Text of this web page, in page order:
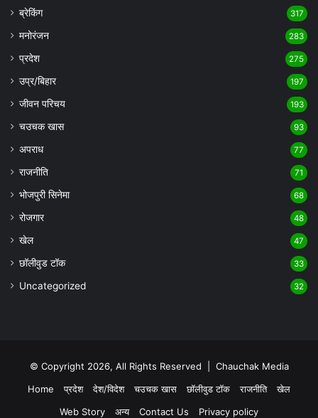
ब्रेकिंग 317
मनोरंजन 283
प्रदेश 275
उप्र/बिहार 197
जीवन परिचय 193
चउचक खास 93
अपराध 77
राजनीति 71
भोजपुरी सिनेमा 68
रोजगार 48
खेल 47
छॉलीवुड टॉक 33
Uncategorized 32
© Copyright 2026, All Rights Reserved | Chauchak Media
Home
प्रदेश देश/विदेश चउचक खास छॉलीवुड टॉक राजनीति
खेल
Web Story
अन्य Contact Us Privacy policy